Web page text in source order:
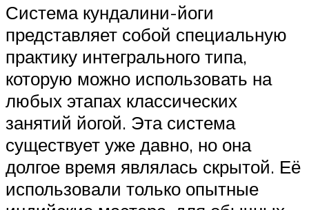
Система кундалини-йоги
представляет собой специальную
практику интегрального типа,
которую можно использовать на
любых этапах классических
занятий йогой. Эта система
существует уже давно, но она
долгое время являлась скрытой. Её
использовали только опытные